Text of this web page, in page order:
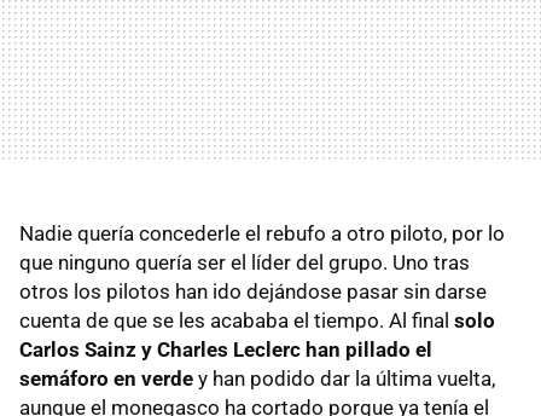
Nadie quería concederle el rebufo a otro piloto, por lo
que ninguno quería ser el líder del grupo. Uno tras
otros los pilotos han ido dejándose pasar sin darse
cuenta de que se les acababa el tiempo. Al final solo
Carlos Sainz y Charles Leclerc han pillado el
semáforo en verde y han podido dar la última vuelta,
aunque el monegasco ha cortado porque ya tenía el